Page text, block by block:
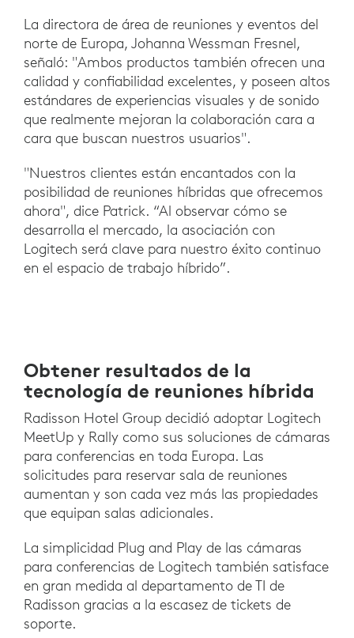
La directora de área de reuniones y eventos del
norte de Europa, Johanna Wessman Fresnel,
señaló: "Ambos productos también ofrecen una
calidad y confiabilidad excelentes, y poseen altos
estándares de experiencias visuales y de sonido
que realmente mejoran la colaboración cara a
cara que buscan nuestros usuarios".
"Nuestros clientes están encantados con la
posibilidad de reuniones híbridas que ofrecemos
ahora", dice Patrick. “Al observar cómo se
desarrolla el mercado, la asociación con
Logitech será clave para nuestro éxito continuo
en el espacio de trabajo híbrido”.
Obtener resultados de la
tecnología de reuniones híbrida
Radisson Hotel Group decidió adoptar Logitech
MeetUp y Rally como sus soluciones de cámaras
para conferencias en toda Europa. Las
solicitudes para reservar sala de reuniones
aumentan y son cada vez más las propiedades
que equipan salas adicionales.
La simplicidad Plug and Play de las cámaras
para conferencias de Logitech también satisface
en gran medida al departamento de TI de
Radisson gracias a la escasez de tickets de
soporte.